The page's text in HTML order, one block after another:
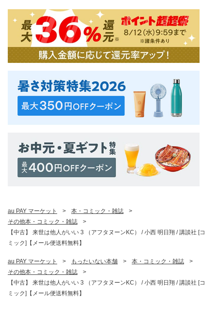
au PAY マーケット > 本・コミック・雑誌
>
その他本・コミック・雑誌
>
【中古】 来世は他人がいい 3 （アフタヌーンKC） / 小西 明日翔 / 講談社 [コ
ミック]【メール便送料無料】
au PAY マーケット > もったいない本舗 > 本・コミック・雑誌
>
その他本・コミック・雑誌
>
【中古】 来世は他人がいい 3 （アフタヌーンKC） / 小西 明日翔 / 講談社 [コ
ミック]【メール便送料無料】